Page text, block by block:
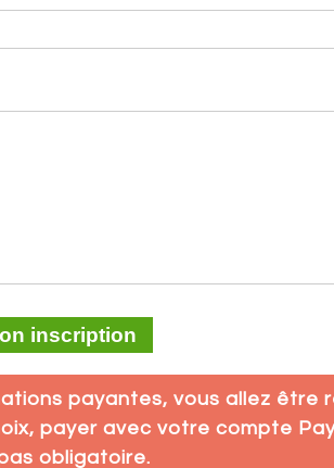
payantes, vous allez
payer avec votre compte
obligatoire.